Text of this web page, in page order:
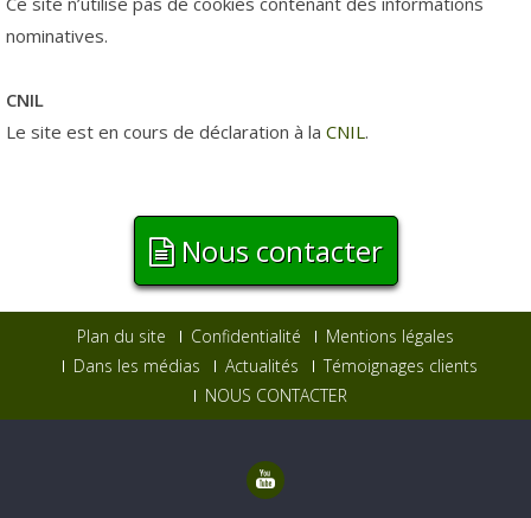
nominatives.
CNIL
Le site est en cours de déclaration à la CNIL.
Nous contacter
Plan du site Confidentialité
Mentions légales
Dans les médias
Actualités
Témoignages clients
NOUS CONTACTER